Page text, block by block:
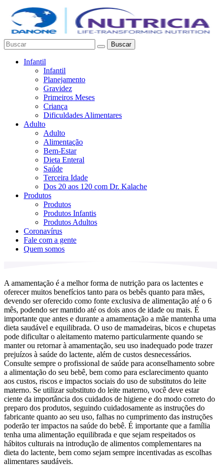
Buscar
Infantil
Infantil
Planejamento
Gravidez
Primeiros Meses
Criança
Dificuldades Alimentares
Adulto
Adulto
Alimentação
Bem-Estar
Dieta Enteral
Saúde
Terceira Idade
Dos 20 aos 120 com Dr. Kalache
Produtos
Produtos
Produtos Infantis
Produtos Adultos
Coronavírus
Fale com a gente
Quem somos
A amamentação é a melhor forma de nutrição para os lactentes e
oferecer muitos benefícios tanto para os bebês quanto para mães,
devendo ser oferecido como fonte exclusiva de alimentação até o 6
mês, podendo ser mantido até os dois anos de idade ou mais. É
importante que antes e durante a amamentação a mãe mantenha uma
dieta saudável e equilibrada. O uso de mamadeiras, bicos e chupetas
pode dificultar o aleitamento materno particularmente quando se
manter ou retornar à amamentação, seu uso inadequado pode trazer
prejuízos à saúde do lactente, além de custos desnecessários.
Consulte sempre o profissional de saúde para aconselhamento sobre
a alimentação do seu bebê, bem como para esclarecimento quanto
aos custos, riscos e impactos sociais do uso de substitutos do leite
materno. Se utilizar substituto do leite materno, você deve estar
ciente da importância dos cuidados de higiene e do modo correto do
preparo dos produtos, seguindo cuidadosamente as instruções do
fabricante quanto ao seu uso, falhas no cumprimento das instruções
poderão ter impactos na saúde do bebê. É importante que a família
tenha uma alimentação equilibrada e que sejam respeitados os
hábitos culturais na introdução de alimentos complementares na
dieta do lactente, bem como sejam sempre incentivadas as escolhas
alimentares saudáveis.